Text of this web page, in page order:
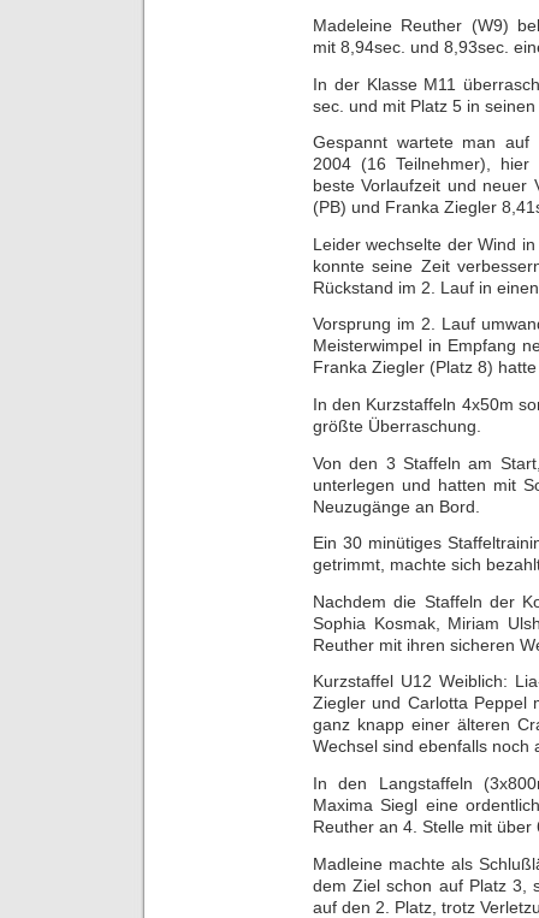
Madeleine Reuther (W9)
mit 8,94sec. und 8,93sec.
In der Klasse M11
sec. und mit Platz 5 in
Gespannt wartete man auf
2004 (16 Teilnehmer),
beste Vorlaufzeit und neuer
(PB) und Franka Ziegler
Leider wechselte der Wind
konnte seine Zeit
Rückstand im 2. Lauf in
Vorsprung im 2. Lauf
Meisterwimpel in Empfang
Franka Ziegler (Platz 8)
In den Kurzstaffeln 4x50m
größte Überraschung.
Von den 3 Staffeln am
unterlegen und hatten mit
Neuzugänge an Bord.
Ein 30 minütiges
getrimmt, machte sich
Nachdem die Staffeln der
Sophia Kosmak, Miriam
Reuther mit ihren sicheren
Kurzstaffel U12 Weiblich:
Ziegler und Carlotta Peppel
ganz knapp einer älteren
Wechsel sind ebenfalls noch
In den Langstaffeln
Maxima Siegl eine
Reuther an 4. Stelle mit
Madleine machte als
dem Ziel schon auf Platz 3,
auf den 2. Platz, trotz